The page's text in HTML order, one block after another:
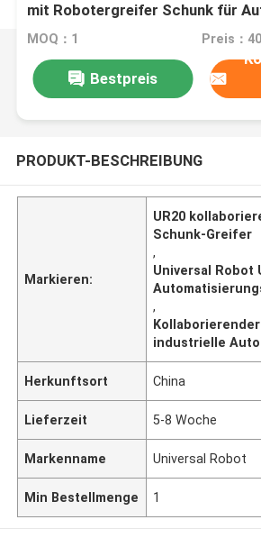
mit Robotergreifer Schunk für
Lösung
MOQ：1 Preis：
Bestpreis
PRODUKT-BESCHREIBUNG
Markieren:
UR20
Schunk-Greifer
,
Universal Robot
,
industrielle
Herkunftsort China
Lieferzeit 5-8 Woche
Markenname Universal Robot
Min Bestellmenge 1